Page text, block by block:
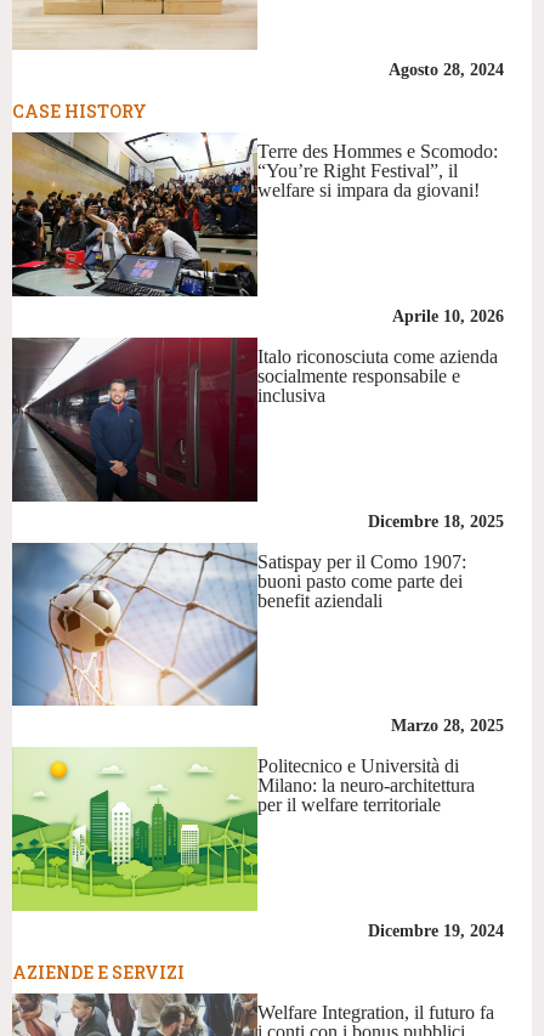
Agosto 28, 2024
CASE HISTORY
Terre des Hommes e Scomodo:
“You’re Right Festival”, il
welfare si impara da giovani!
Aprile 10, 2026
Italo riconosciuta come azienda
socialmente responsabile e
inclusiva
Dicembre 18, 2025
Satispay per il Como 1907:
buoni pasto come parte dei
benefit aziendali
Marzo 28, 2025
Politecnico e Università di
Milano: la neuro-architettura
per il welfare territoriale
Dicembre 19, 2024
AZIENDE E SERVIZI
Welfare Integration, il futuro fa